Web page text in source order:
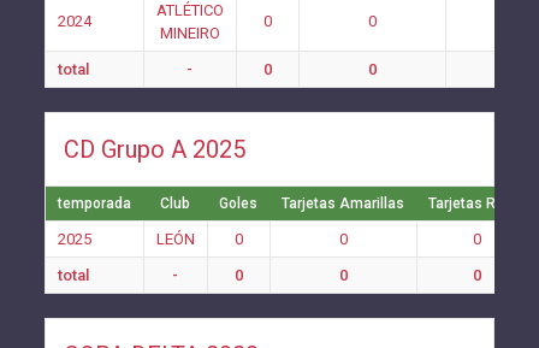
2024
ATLÉTICO
MINEIRO
0 0
total - 0 0
CD Grupo A 2025
temporada Club Goles Tarjetas Amarillas Tarjetas Rojas
2025 LEÓN 0 0
0
total
- 0 0 0